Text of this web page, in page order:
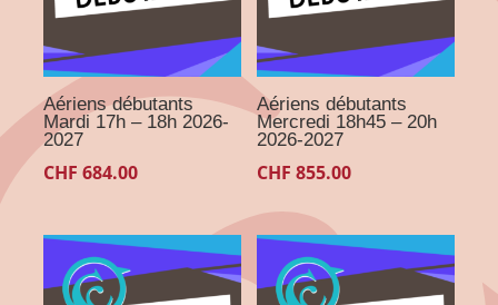
Aériens débutants
Mardi 17h – 18h 2026-
2027
CHF 684.00
Aériens débutants
Mercredi 18h45 – 20h
2026-2027
CHF 855.00